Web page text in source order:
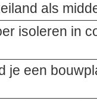
als
isoleren in
je een